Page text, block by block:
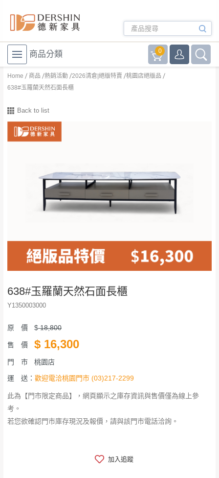
商品分類 0
Home 商品 熱銷活動 2026清倉|絕版特賣
桃園店絕版品
638#玉羅蘭天然石面長櫃
Back to list
638#玉羅蘭天然石面長櫃
Y1350003000
原 價 $18,800
售 價 $ 16,300
門 市 桃園店
運 送： 歡迎電洽桃園門市 (03)217-2299
此為【門市限定商品】，網頁顯示之庫存資訊與售價僅為線上參
考。
若您欲確認門市庫存現況及報價，請與該門市電話洽詢。
加入追蹤